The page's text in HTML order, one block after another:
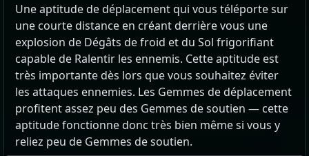
Une aptitude de déplacement qui vous téléporte sur
une courte distance en créant derrière vous une
explosion de Dégâts de froid et du Sol frigorifiant
capable de Ralentir les ennemis. Cette aptitude est
très importante dès lors que vous souhaitez éviter
les attaques ennemies. Les Gemmes de déplacement
profitent assez peu des Gemmes de soutien — cette
aptitude fonctionne donc très bien même si vous y
reliez peu de Gemmes de soutien.